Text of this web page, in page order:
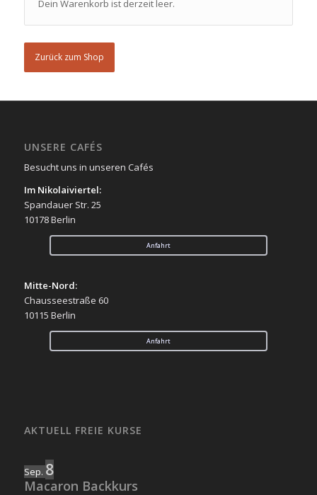
Dein Warenkorb ist derzeit leer.
Zurück zum Shop
UNSERE CAFÉS
Besucht uns in unseren Cafés
Im Nikolaiviertel:
Spandauer Str. 25
10178 Berlin
Anfahrt
Mitte-Nord:
Chausseestraße 60
10115 Berlin
Anfahrt
AKTUELL FREIE KURSE
Sep.8
Macaron Backkurs